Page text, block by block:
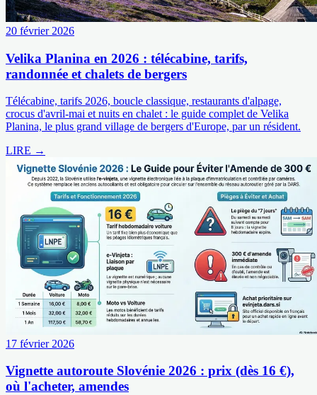
20 février 2026
Velika Planina en 2026 : télécabine, tarifs,
randonnée et chalets de bergers
Télécabine, tarifs 2026, boucle classique, restaurants d'alpage,
crocus d'avril-mai et nuits en chalet : le guide complet de Velika
Planina, le plus grand village de bergers d'Europe, par un résident.
LIRE →
17 février 2026
Vignette autoroute Slovénie 2026 : prix (dès 16 €),
où l'acheter, amendes